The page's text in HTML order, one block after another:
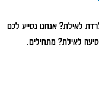
לאילת? אנחנו נסייע לכם
לאילת? מתחילים.